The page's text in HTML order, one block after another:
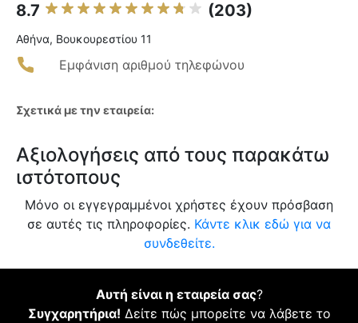
8.7 (203)
Αθήνα, Βουκουρεστίου 11
Εμφάνιση αριθμού τηλεφώνου
Σχετικά με την εταιρεία:
Αξιολογήσεις από τους παρακάτω
ιστότοπους
Μόνο οι εγγεγραμμένοι χρήστες έχουν πρόσβαση
σε αυτές τις πληροφορίες. Κάντε κλικ εδώ για να
συνδεθείτε.
Αυτή είναι η εταιρεία σας?
Συγχαρητήρια! Δείτε πώς μπορείτε να λάβετε το